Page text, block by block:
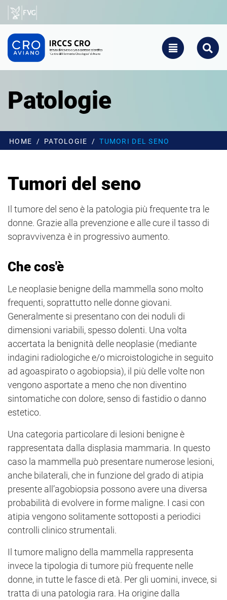
Salta al contenuto principale
CRO - Vai alla homepage
TOGGLE SEARCH
Patologie
HOME PATOLOGIE TUMORI DEL SENO
Tumori del seno
Il tumore del seno è la patologia più frequente tra le
donne. Grazie alla prevenzione e alle cure il tasso di
sopravvivenza è in progressivo aumento.
Che cos'è
Le neoplasie benigne della mammella sono molto
frequenti, soprattutto nelle donne giovani.
Generalmente si presentano con dei noduli di
dimensioni variabili, spesso dolenti. Una volta
accertata la benignità delle neoplasie (mediante
indagini radiologiche e/o microistologiche in seguito
ad agoaspirato o agobiopsia), il più delle volte non
vengono asportate a meno che non diventino
sintomatiche con dolore, senso di fastidio o danno
estetico.
Una categoria particolare di lesioni benigne è
rappresentata dalla displasia mammaria. In questo
caso la mammella può presentare numerose lesioni,
anche bilaterali, che in funzione del grado di atipia
presente all’agobiopsia possono avere una diversa
probabilità di evolvere in forme maligne. I casi con
atipia vengono solitamente sottoposti a periodici
controlli clinico strumentali.
Il tumore maligno della mammella rappresenta
invece la tipologia di tumore più frequente nelle
donne, in tutte le fasce di età. Per gli uomini, invece, si
tratta di una patologia rara. Ha origine dalla